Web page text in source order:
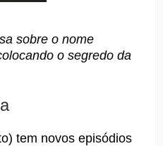
sobre o nome
o segredo da
tem novos episódios